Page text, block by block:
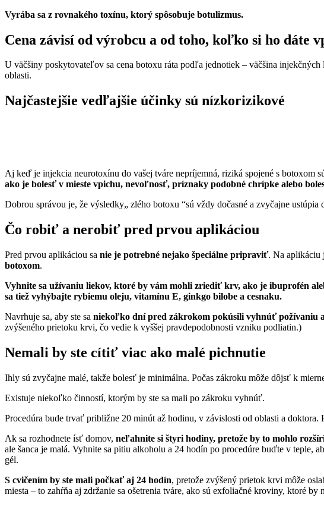
Vyrába sa z rovnakého toxínu, ktorý spôsobuje botulizmus.
Cena závisí od výrobcu a od toho, koľko si ho dáte
U väčšiny poskytovateľov sa cena botoxu ráta podľa jednotiek – väčšina
oblasti.
Najčastejšie vedľajšie účinky sú nízkorizikové
Aj keď je injekcia neurotoxínu do vašej tváre nepríjemná, riziká spojené s botoxom
ako je bolesť v mieste vpichu, nevoľnosť, príznaky podobné chrípke alebo
Dobrou správou je, že výsledky„ zlého botoxu “sú vždy dočasné a zvyčajne
Čo robiť a nerobiť pred prvou aplikáciou
Pred prvou aplikáciou sa nie je potrebné nejako špeciálne pripraviť. Na aplikáciu
botoxom.
Vyhnite sa užívaniu liekov, ktoré by vám mohli zriediť krv, ako je ibuprofén
sa tiež vyhýbajte rybiemu oleju, vitamínu E, ginkgo bilobe a cesnaku.
Navrhuje sa, aby ste sa niekoľko dní pred zákrokom pokúsili vyhnúť požívaniu
zvýšeného prietoku krvi, čo vedie k vyššej pravdepodobnosti vzniku podliatin.)
Nemali by ste cítiť viac ako malé pichnutie
Ihly sú zvyčajne malé, takže bolesť je minimálna. Počas zákroku môže dôjsť k
Existuje niekoľko činností, ktorým by ste sa mali po zákroku vyhnúť.
Procedúra bude trvať približne 20 minút až hodinu, v závislosti od oblasti a doktora.
Ak sa rozhodnete ísť domov, neľahnite si štyri hodiny, pretože by to mohlo
ale šanca je malá. Vyhnite sa pitiu alkoholu a 24 hodín po procedúre buďte v
gél.
S cvičením by ste mali počkať aj 24 hodín, pretože zvýšený prietok krvi môže
miesta – to zahŕňa aj zdržanie sa ošetrenia tváre, ako sú exfoliačné kroviny, ktoré by